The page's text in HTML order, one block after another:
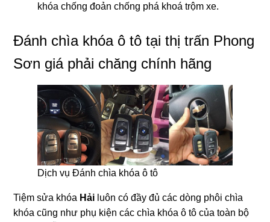
khóa chống đoản chống phá khoá trộm xe.
Đánh chìa khóa ô tô tại thị trấn Phong
Sơn giá phải chăng chính hãng
Dịch vụ Đánh chìa khóa ô tô
Tiệm sửa khóa Hải luôn có đầy đủ các dòng phôi chìa
khóa cũng như phụ kiện các chìa khóa ô tô của toàn bộ